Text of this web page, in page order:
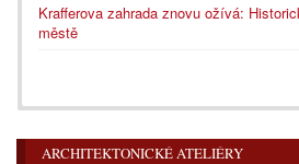
Krafferova zahrada znovu ožívá:
městě
ARCHITEKTONICKÉ ATELIÉRY